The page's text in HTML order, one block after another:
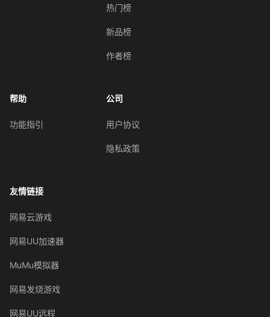
热门榜
新品榜
作者榜
帮助
功能指引
公司
用户协议
隐私政策
友情链接
网易云游戏
网易UU加速器
MuMu模拟器
网易发烧游戏
网易UU远程